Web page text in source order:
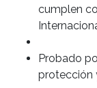
cumplen
Probado
protección